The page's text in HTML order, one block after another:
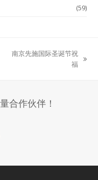
(59)
南京先施国际圣诞节祝
福
合作伙伴！